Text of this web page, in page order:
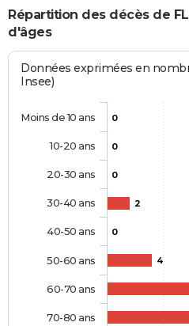
Répartition des décès de
d'âges
Données exprimées en
Insee)
0
0
0
2
0
4
Moins de 10 ans
10-20 ans
20-30 ans
30-40 ans
40-50 ans
50-60 ans
60-70 ans
70-80 ans